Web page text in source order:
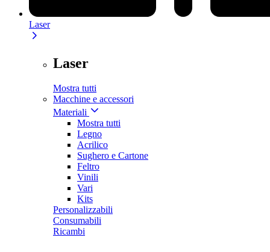
Laser
Laser
Mostra tutti
Macchine e accessori
Materiali
Mostra tutti
Legno
Acrilico
Sughero e Cartone
Feltro
Vinili
Vari
Kits
Personalizzabili
Consumabili
Ricambi